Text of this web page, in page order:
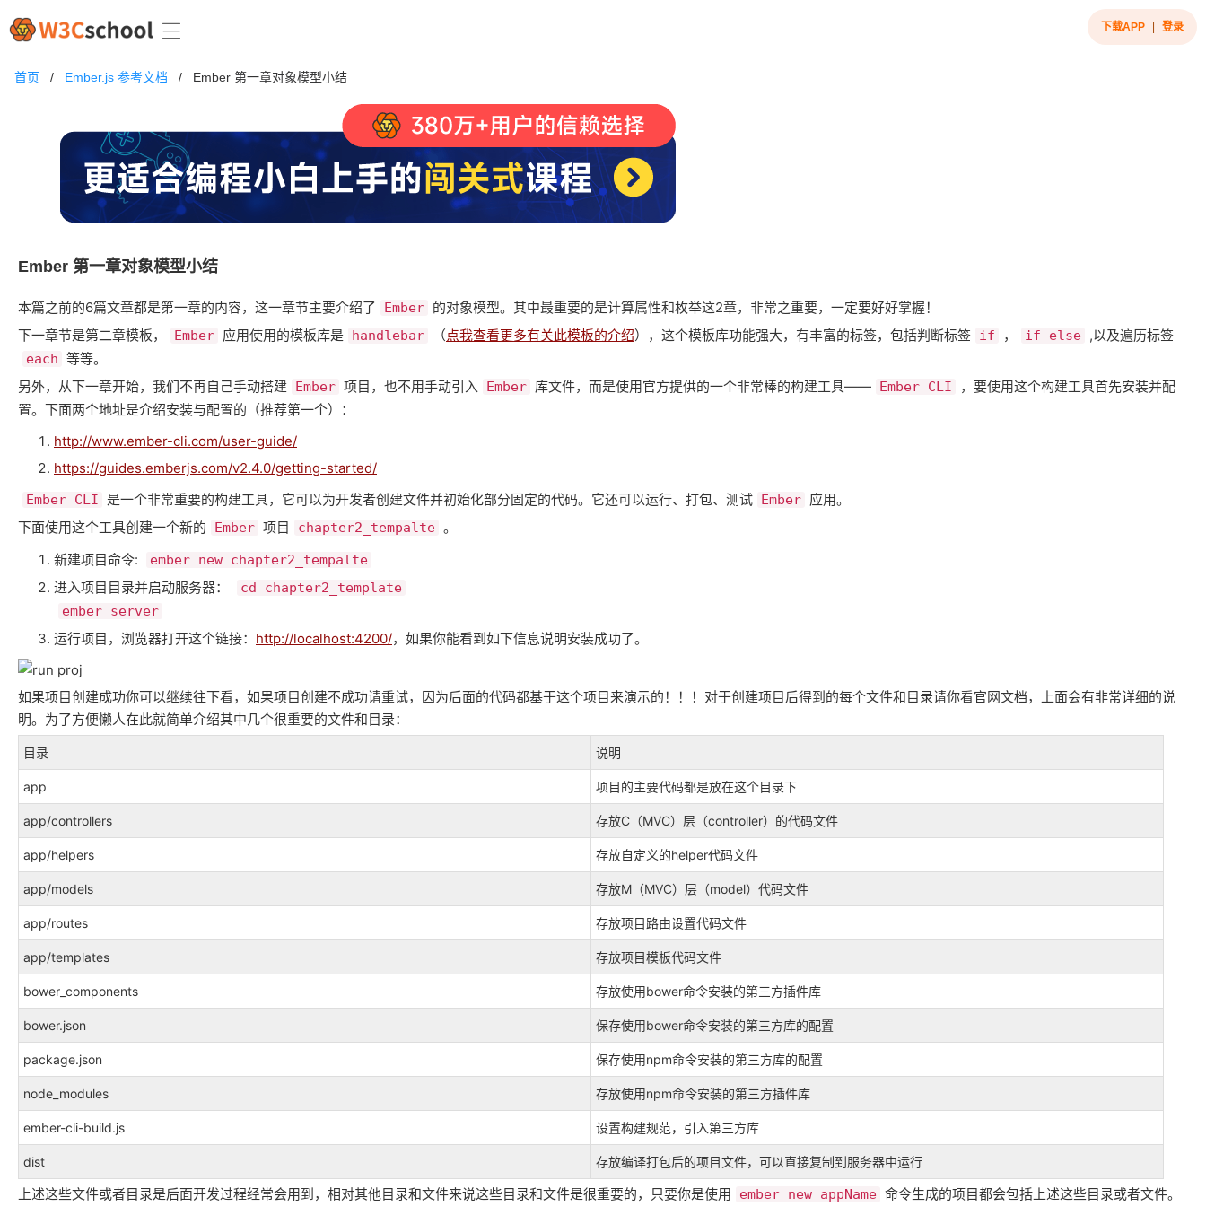
下载APP 登录
首页 / Ember.js 参考文档 / Ember 第一章对象模型小结
Ember 第一章对象模型小结
本篇之前的6篇文章都是第一章的内容，这一章节主要介绍了 Ember 的对象模型。其中最重要的是计算属性和枚举这2章，非常之重要，一定要好好掌握！
下一章节是第二章模板，
Ember 应用使用的模板库是 handlebar （点我查看更多有关此模板的介绍），这个模板库功能强大，有丰富的标签，包括判断标签 if ， if else ,以及遍历标签
each 等等。
另外，从下一章开始，我们不再自己手动搭建 Ember 项目，也不用手动引入 Ember 库文件，而是使用官方提供的一个非常棒的构建工具—— Ember CLI
，要使用这个构建工具首先安装并配
置。下面两个地址是介绍安装与配置的（推荐第一个）：
http://www.ember-cli.com/user-guide/
https://guides.emberjs.com/v2.4.0/getting-started/
Ember CLI 是一个非常重要的构建工具，它可以为开发者创建文件并初始化部分固定的代码。它还可以运行、打包、测试 Ember 应用。
下面使用这个工具创建一个新的
Ember 项目 chapter2_tempalte 。
新建项目命令:
ember new chapter2_tempalte
进入项目目录并启动服务器：
cd chapter2_template
ember server
运行项目，浏览器打开这个链接： http://localhost:4200/，如果你能看到如下信息说明安装成功了。
如果项目创建成功你可以继续往下看，如果项目创建不成功请重试，因为后面的代码都基于这个项目来演示的！！！对于创建项目后得到的每个文件和目录请你看官网文档，上面会有非常详细的说
明。为了方便懒人在此就简单介绍其中几个很重要的文件和目录：
目录 说明
app 项目的主要代码都是放在这个目录下
app/controllers 存放C（MVC）层（controller）的代码文件
app/helpers 存放自定义的helper代码文件
app/models 存放M（MVC）层（model）代码文件
app/routes 存放项目路由设置代码文件
app/templates 存放项目模板代码文件
bower_components 存放使用bower命令安装的第三方插件库
bower.json 保存使用bower命令安装的第三方库的配置
package.json 保存使用npm命令安装的第三方库的配置
node_modules 存放使用npm命令安装的第三方插件库
ember-cli-build.js 设置构建规范，引入第三方库
dist 存放编译打包后的项目文件，可以直接复制到服务器中运行
上述这些文件或者目录是后面开发过程经常会用到，相对其他目录和文件来说这些目录和文件是很重要的，只要你是使用 ember new appName 命令生成的项目都会包括上述这些目录或者文件。